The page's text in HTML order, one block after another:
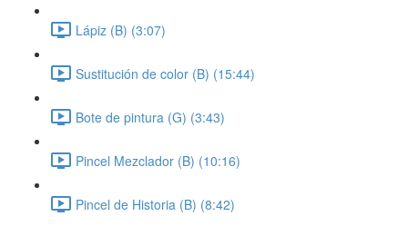
Lápiz (B) (3:07)
Sustitución de color (B) (15:44)
Bote de pintura (G) (3:43)
Pincel Mezclador (B) (10:16)
Pincel de Historia (B) (8:42)